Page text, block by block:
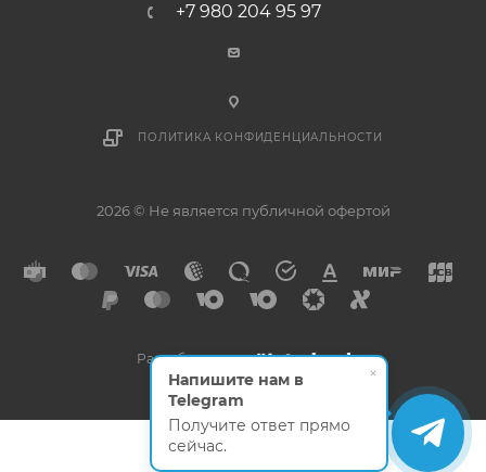
+7 980 204 95 97
ПОЛИТИКА КОНФИДЕНЦИАЛЬНОСТИ
2026 © Не является публичной офертой
Разработано в
×
Напишите нам в
Telegram
Получите ответ прямо
сейчас.